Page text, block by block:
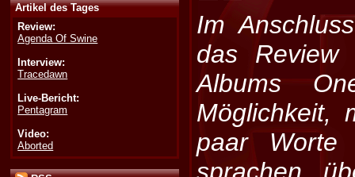
Artikel des Tages
Review:
Agenda Of Swine
Interview:
Tracedawn
Live-Bericht:
Pentagram
Video:
Aborted
Im
das Review
Albums
Möglichkeit,
paar Worte